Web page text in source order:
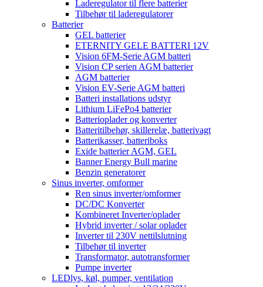
Laderegulator til flere batterier
Tilbehør til laderegulatorer
Batterier
GEL batterier
ETERNITY GELE BATTERI 12V
Vision 6FM-Serie AGM batteri
Vision CP serien AGM batterier
AGM batterier
Vision EV-Serie AGM batteri
Batteri installations udstyr
Lithium LiFePo4 batterier
Batterioplader og konverter
Batteritilbehør, skillerelæ, batterivagt
Batterikasser, batteriboks
Exide batterier AGM, GEL
Banner Energy Bull marine
Benzin generatorer
Sinus inverter, omformer
Ren sinus inverter/omformer
DC/DC Konverter
Kombineret Inverter/oplader
Hybrid inverter / solar oplader
Inverter til 230V nettilslutning
Tilbehør til inverter
Transformator, autotransformer
Pumpe inverter
LEDlys, køl, pumper, ventilation